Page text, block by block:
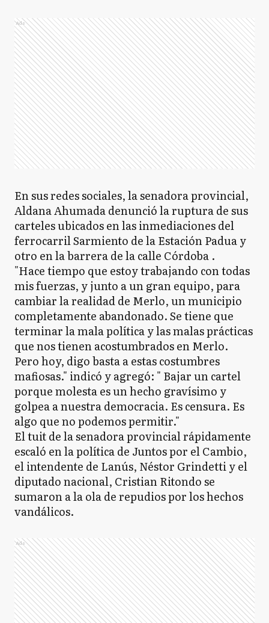
Ads
En sus redes sociales, la senadora provincial,
Aldana Ahumada denunció la ruptura de sus
carteles ubicados en las inmediaciones del
ferrocarril Sarmiento de la Estación Padua y
otro en la barrera de la calle Córdoba .
"Hace tiempo que estoy trabajando con todas
mis fuerzas, y junto a un gran equipo, para
cambiar la realidad de Merlo, un municipio
completamente abandonado. Se tiene que
terminar la mala política y las malas prácticas
que nos tienen acostumbrados en Merlo.
Pero hoy, digo basta a estas costumbres
mafiosas." indicó y agregó: " Bajar un cartel
porque molesta es un hecho gravísimo y
golpea a nuestra democracia. Es censura. Es
algo que no podemos permitir."
El tuit de la senadora provincial rápidamente
escaló en la política de Juntos por el Cambio,
el intendente de Lanús, Néstor Grindetti y el
diputado nacional, Cristian Ritondo se
sumaron a la ola de repudios por los hechos
vandálicos.
Ads